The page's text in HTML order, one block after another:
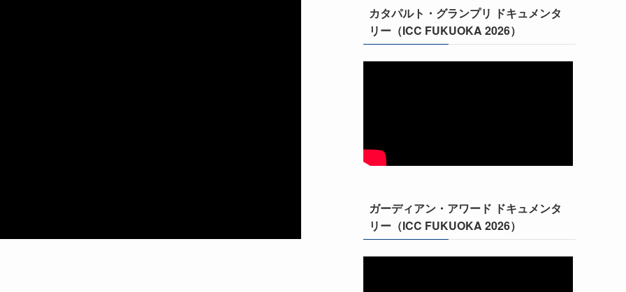
カタパルト・グランプリ ドキュメンタ
リー（ICC FUKUOKA 2026）
ガーディアン・アワード ドキュメンタ
リー（ICC FUKUOKA 2026）